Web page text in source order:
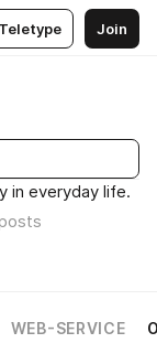
Join
in everyday life.
WEB-SERVICE